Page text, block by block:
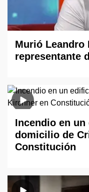
Murió
representante
Incendio en
domicilio de
Constitución